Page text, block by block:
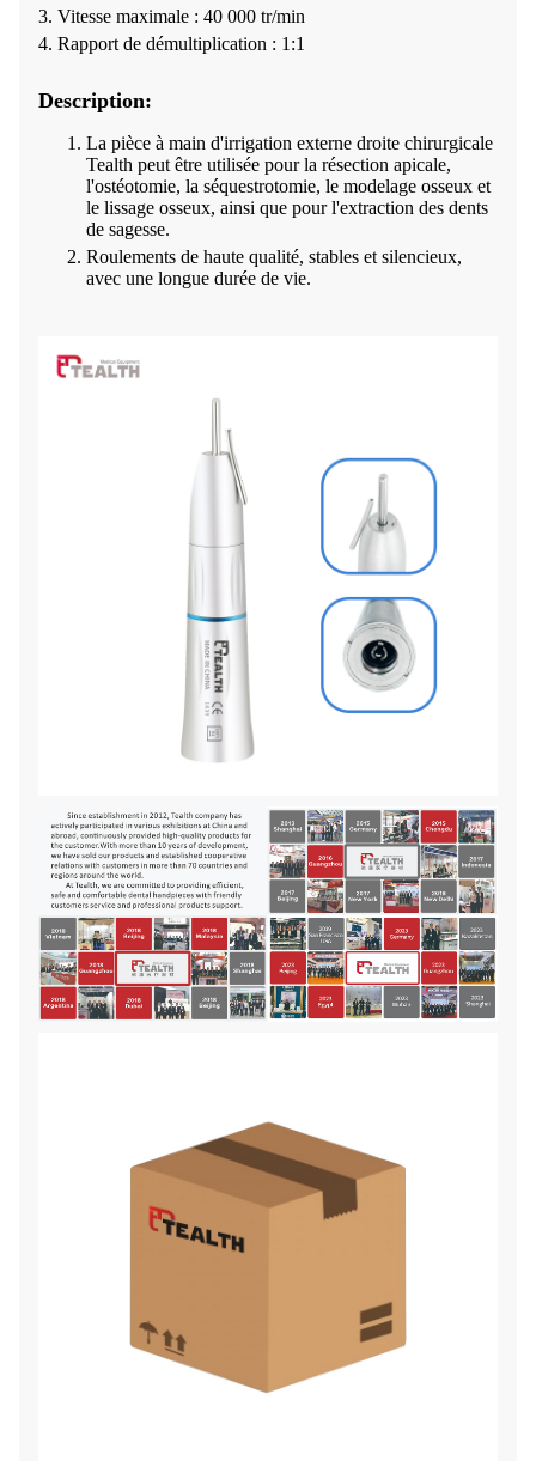
3. Vitesse maximale : 40 000 tr/min
4. Rapport de démultiplication : 1:1
Description:
La pièce à main d'irrigation externe droite chirurgicale
Tealth peut être utilisée pour la résection apicale,
l'ostéotomie, la séquestrotomie, le modelage osseux et
le lissage osseux, ainsi que pour l'extraction des dents
de sagesse.
Roulements de haute qualité, stables et silencieux,
avec une longue durée de vie.